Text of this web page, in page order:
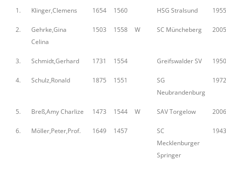
1. Klinger,Clemens 1654 1560 HSG Stralsund 1955
2.
Gehrke,Gina
Celina
1503 1558 W SC Müncheberg 2005
3. Schmidt,Gerhard 1731 1554 Greifswalder SV 1950
4. Schulz,Ronald 1875 1551
SG
Neubrandenburg
1972
5. Breß,Amy Charlize 1473 1544 W SAV Torgelow 2006
6. Möller,Peter,Prof. 1649 1457
SC
Mecklenburger
Springer
1943